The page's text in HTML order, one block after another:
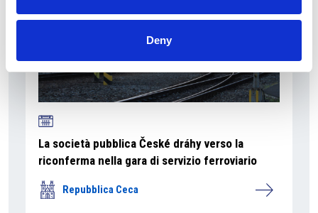
Deny
La società pubblica České dráhy verso la
riconferma nella gara di servizio ferroviario
Repubblica Ceca